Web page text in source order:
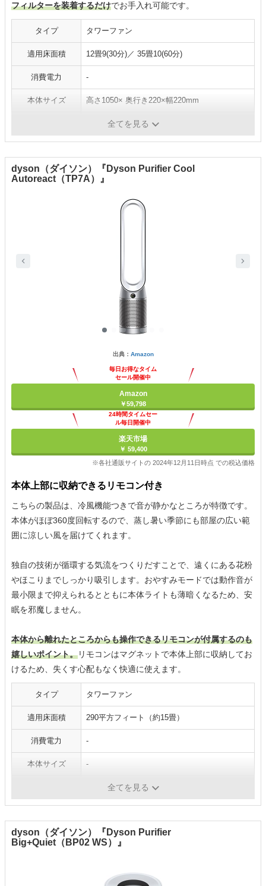
フィルターを装着するだけでお手入れ可能です。
タイプ タワーファン
適用床面積 12畳9(30分)／ 35畳10(60分)
消費電力 -
本体サイズ 高さ1050× 奥行き220×幅220mm
4.99kg全てを見る
dyson（ダイソン）『Dyson Purifier Cool
Autoreact（TP7A）』
出典： Amazon
毎日お得なタイム
セール開催中
Amazon
￥59,798
24時間タイムセー
ル毎日開催中
楽天市場
￥ 59,400
※各社通販サイトの 2024年12月11日時点 での税込価格
本体上部に収納できるリモコン付き
こちらの製品は、冷風機能つきで音が静かなところが特徴です。
本体がほぼ360度回転するので、蒸し暑い季節にも部屋の広い範
囲に涼しい風を届けてくれます。
独自の技術が循環する気流をつくりだすことで、遠くにある花粉
やほこりまでしっかり吸引します。おやすみモードでは動作音が
最小限まで抑えられるとともに本体ライトも薄暗くなるため、安
眠を邪魔しません。
本体から離れたところからも操作できるリモコンが付属するのも
嬉しいポイント。リモコンはマグネットで本体上部に収納してお
けるため、失くす心配もなく快適に使えます。
タイプ タワーファン
適用床面積 290平方フィート（約15畳）
消費電力 -
本体サイズ -
4.08kg全てを見る
dyson（ダイソン）『Dyson Purifier
Big+Quiet（BP02 WS）』